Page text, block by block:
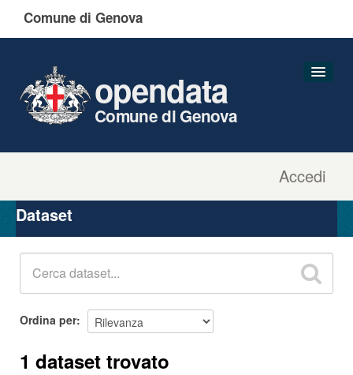
Comune di Genova
Accedi
opendata
Comune di Genova
Organizzazioni
Gruppi
Dataset
Ordina per
1 dataset trovato